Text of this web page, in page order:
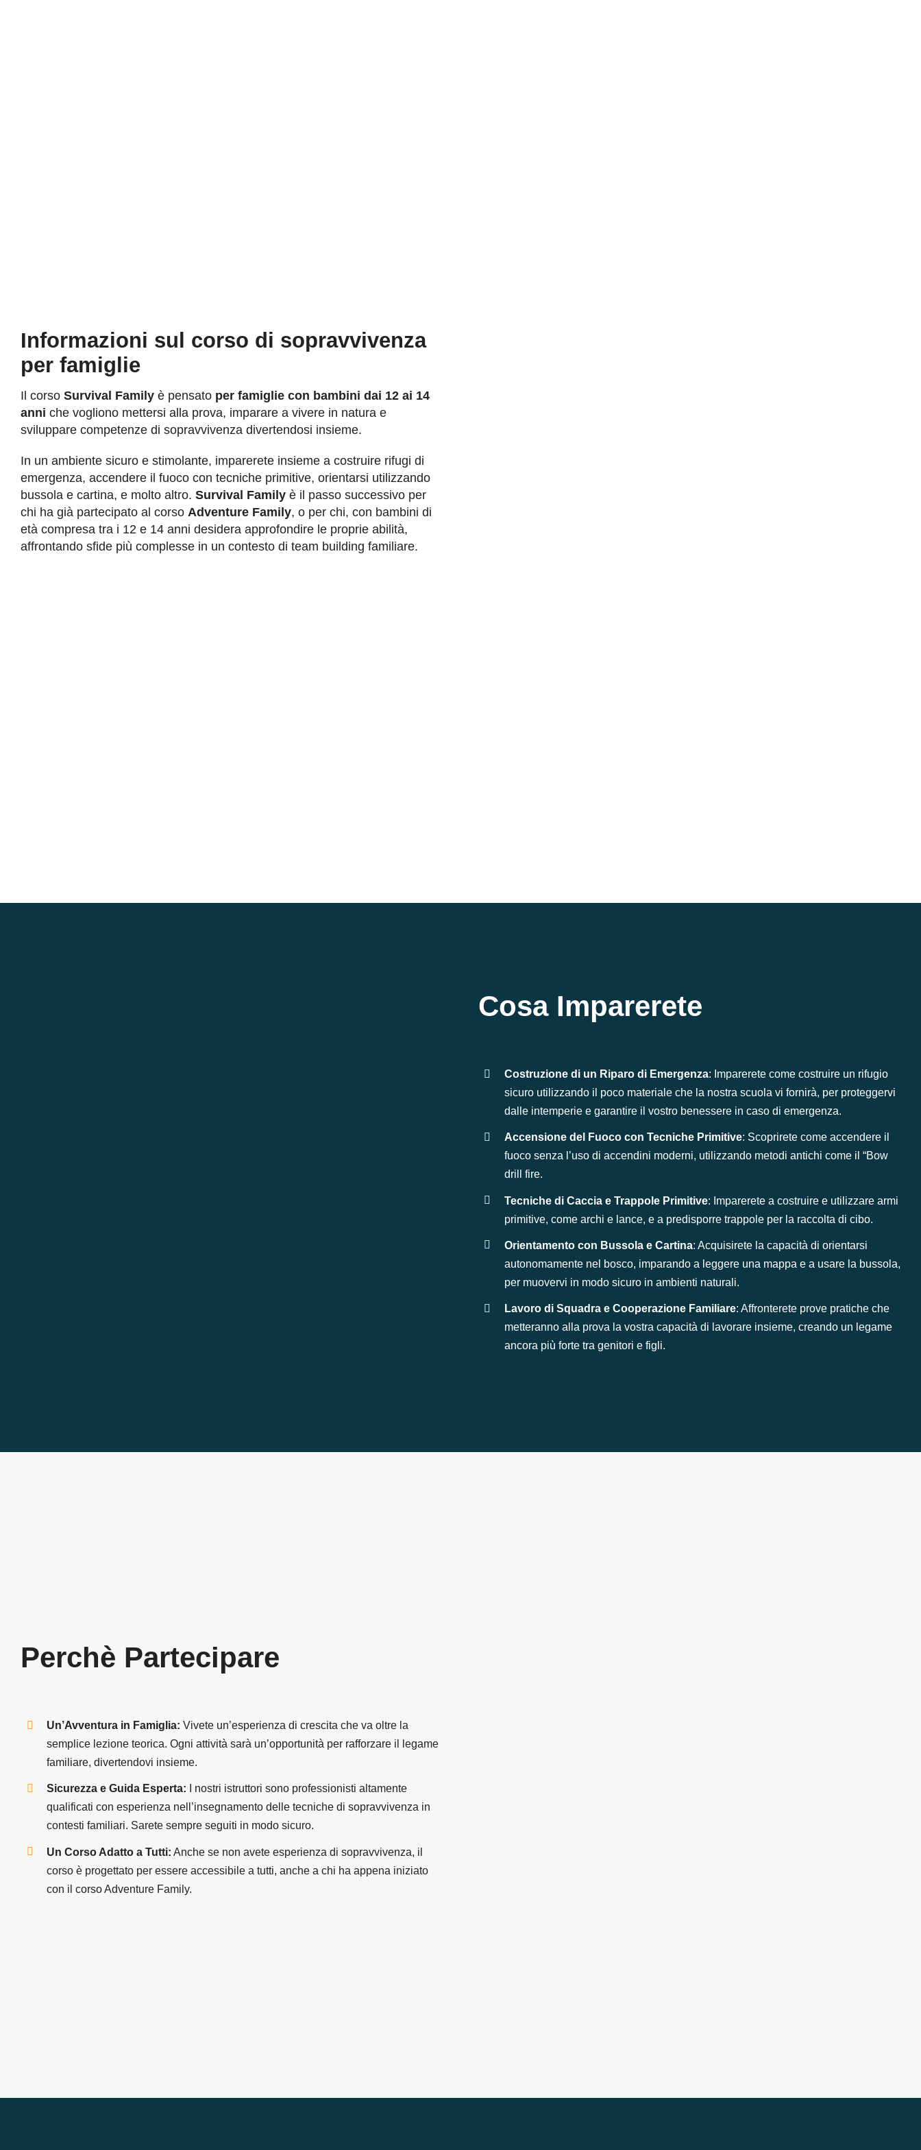
Informazioni sul corso di sopravvivenza
per famiglie
Il corso Survival Familyè pensato per famiglie con bambini dai 12 ai 14
anni che vogliono mettersi alla prova, imparare a vivere in natura e
sviluppare competenze di sopravvivenza divertendosi insieme.
In un ambiente sicuro e stimolante, imparerete insieme a costruire rifugi di
emergenza, accendere il fuoco con tecniche primitive, orientarsi utilizzando
bussola e cartina, e molto altro. Survival Familyè il passo successivo per
chi ha già partecipato al corso Adventure Family, o per chi, con bambini di
età compresa tra i 12 e 14 anni desidera approfondire le proprie abilità,
affrontando sfide più complesse in un contesto di team building familiare.
Cosa Imparerete
Costruzione di un Riparo di Emergenza: Imparerete come costruire un rifugio
sicuro utilizzando il poco materiale che la nostra scuola vi fornirà, per proteggervi
dalle intemperie e garantire il vostro benessere in caso di emergenza.
Accensione del Fuoco con Tecniche Primitive: Scoprirete come accendere il
fuoco senza l’uso di accendini moderni, utilizzando metodi antichi come il “Bow
drill fire.
Tecniche di Caccia e Trappole Primitive: Imparerete a costruire e utilizzare armi
primitive, come archi e lance, e a predisporre trappole per la raccolta di cibo.
Orientamento con Bussola e Cartina: Acquisirete la capacità di orientarsi
autonomamente nel bosco, imparando a leggere una mappa e a usare la bussola,
per muovervi in modo sicuro in ambienti naturali.
Lavoro di Squadra e Cooperazione Familiare: Affronterete prove pratiche che
metteranno alla prova la vostra capacità di lavorare insieme, creando un legame
ancora più forte tra genitori e figli.
Perchè Partecipare
Un’Avventura in Famiglia: Vivete un’esperienza di crescita che va oltre la
semplice lezione teorica. Ogni attività sarà un’opportunità per rafforzare il legame
familiare, divertendovi insieme.
Sicurezza e Guida Esperta: I nostri istruttori sono professionisti altamente
qualificati con esperienza nell’insegnamento delle tecniche di sopravvivenza in
contesti familiari. Sarete sempre seguiti in modo sicuro.
Un Corso Adatto a Tutti: Anche se non avete esperienza di sopravvivenza, il
corso è progettato per essere accessibile a tutti, anche a chi ha appena iniziato
con il corso Adventure Family.